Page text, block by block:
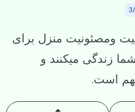
ومصئونیت منزل برای
زندگی میکنند و
است.